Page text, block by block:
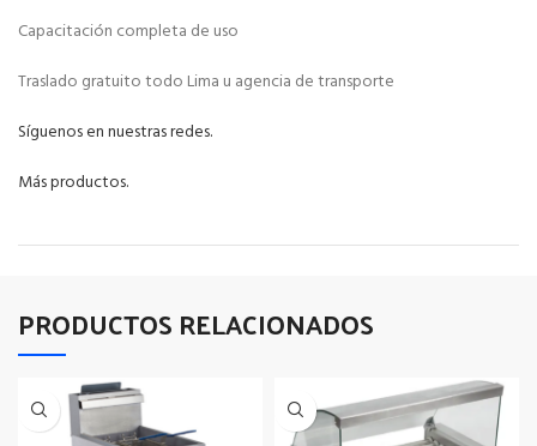
Capacitación completa de uso
Traslado gratuito todo Lima u agencia de transporte
Síguenos en nuestras redes.
Más productos.
PRODUCTOS RELACIONADOS